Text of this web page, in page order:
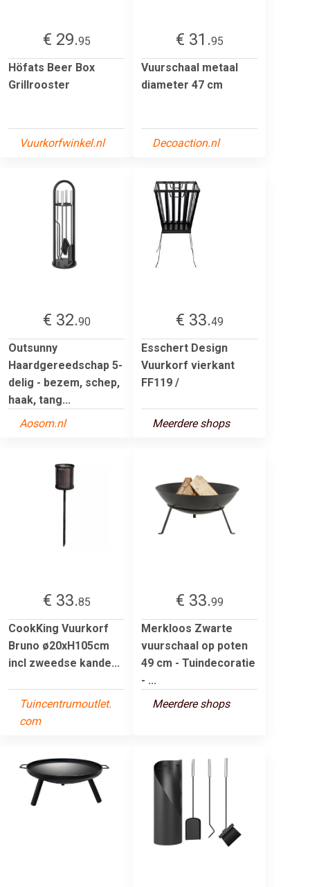
€ 29.95
Höfats Beer Box
Grillrooster
Vuurkorfwinkel.nl
€ 31.95
Vuurschaal metaal
diameter 47 cm
Decoaction.nl
€ 32.90
Outsunny
Haardgereedschap 5-
delig - bezem, schep,
haak, tang...
Aosom.nl
€ 33.49
Esschert Design
Vuurkorf vierkant
FF119 /
Meerdere shops
€ 33.85
CookKing Vuurkorf
Bruno ø20xH105cm
incl zweedse kande...
Tuincentrumoutlet.
com
€ 33.99
Merkloos Zwarte
vuurschaal op poten
49 cm - Tuindecoratie
- ...
Meerdere shops